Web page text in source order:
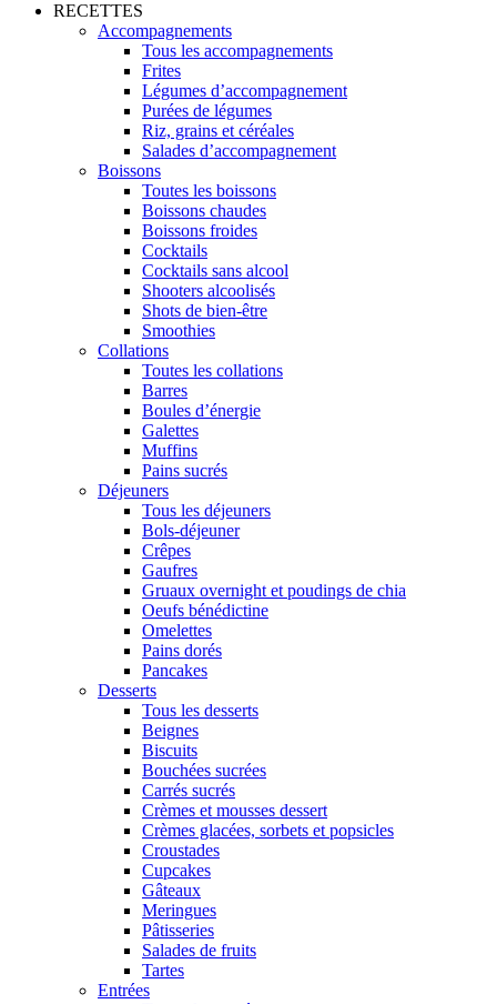
RECETTES
Accompagnements
Tous les accompagnements
Frites
Légumes d’accompagnement
Purées de légumes
Riz, grains et céréales
Salades d’accompagnement
Boissons
Toutes les boissons
Boissons chaudes
Boissons froides
Cocktails
Cocktails sans alcool
Shooters alcoolisés
Shots de bien-être
Smoothies
Collations
Toutes les collations
Barres
Boules d’énergie
Galettes
Muffins
Pains sucrés
Déjeuners
Tous les déjeuners
Bols-déjeuner
Crêpes
Gaufres
Gruaux overnight et poudings de chia
Oeufs bénédictine
Omelettes
Pains dorés
Pancakes
Desserts
Tous les desserts
Beignes
Biscuits
Bouchées sucrées
Carrés sucrés
Crèmes et mousses dessert
Crèmes glacées, sorbets et popsicles
Croustades
Cupcakes
Gâteaux
Meringues
Pâtisseries
Salades de fruits
Tartes
Entrées